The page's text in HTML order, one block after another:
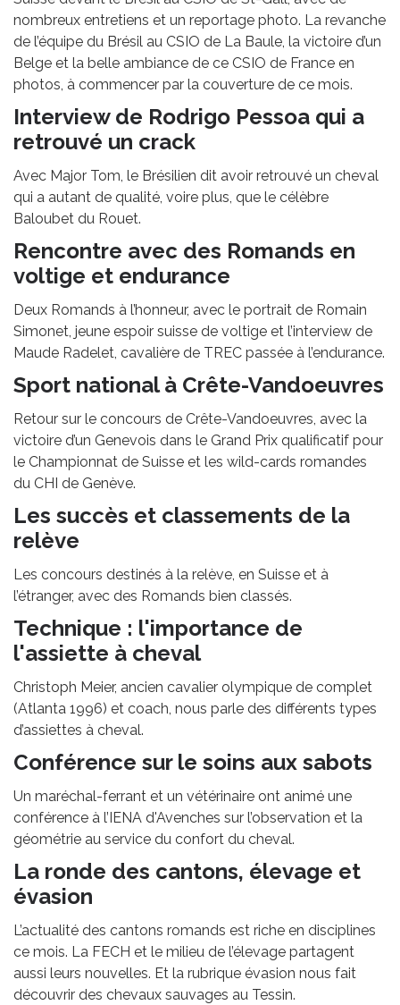
nombreux entretiens et un reportage photo. La revanche
de l’équipe du Brésil au CSIO de La Baule, la victoire d’un
Belge et la belle ambiance de ce CSIO de France en
photos, à commencer par la couverture de ce mois.
Interview de Rodrigo Pessoa qui a
retrouvé un crack
Avec Major Tom, le Brésilien dit avoir retrouvé un cheval
qui a autant de qualité, voire plus, que le célèbre
Baloubet du Rouet.
Rencontre avec des Romands en
voltige et endurance
Deux Romands à l’honneur, avec le portrait de Romain
Simonet, jeune espoir suisse de voltige et l’interview de
Maude Radelet, cavalière de TREC passée à l’endurance.
Sport national à Crête-Vandoeuvres
Retour sur le concours de Crête-Vandoeuvres, avec la
victoire d’un Genevois dans le Grand Prix qualificatif pour
le Championnat de Suisse et les wild-cards romandes
du CHI de Genève.
Les succès et classements de la
relève
Les concours destinés à la relève, en Suisse et à
l’étranger, avec des Romands bien classés.
Technique : l'importance de
l'assiette à cheval
Christoph Meier, ancien cavalier olympique de complet
(Atlanta 1996) et coach, nous parle des différents types
d’assiettes à cheval.
Conférence sur le soins aux sabots
Un maréchal-ferrant et un vétérinaire ont animé une
conférence à l’IENA d'Avenches sur l’observation et la
géométrie au service du confort du cheval.
La ronde des cantons, élevage et
évasion
L’actualité des cantons romands est riche en disciplines
ce mois. La FECH et le milieu de l’élevage partagent
aussi leurs nouvelles. Et la rubrique évasion nous fait
découvrir des chevaux sauvages au Tessin.